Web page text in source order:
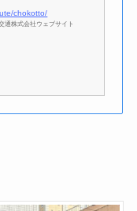
chokotto/
通株式会社ウェブサイト